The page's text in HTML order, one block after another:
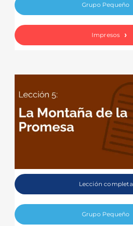
Grupo Pequeño
Impresos
Lección completa
Grupo Pequeño